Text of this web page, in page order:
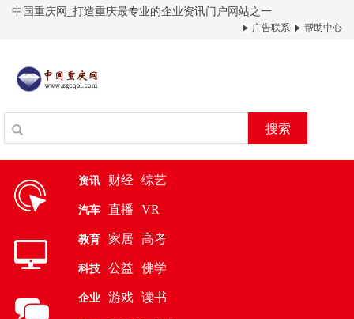
中国重庆网_打造重庆最专业的企业资讯门户网站之一
广告联系 帮助中心
搜索
资讯 财经 综艺
汽车 直播 VR
教育 家居 高考
科技 公益 佛学
企业 游戏 读书